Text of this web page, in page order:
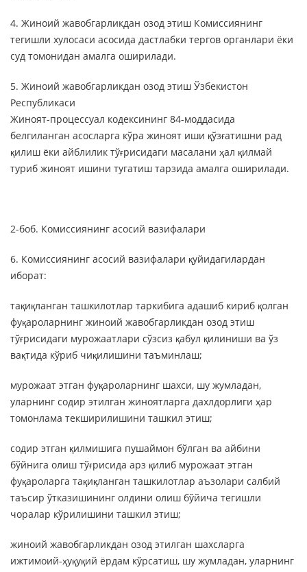
4. Жиноий жавобгарликдан озод этиш Комиссиянинг
тегишли хулосаси асосида дастлабки тергов органлари ёки
суд томонидан амалга оширилади.
5. Жиноий жавобгарликдан озод этиш Ўзбекистон
Республикаси
Жиноят-процессуал кодексининг 84-моддасида
белгиланган асосларга кўра жиноят иши қўзғатишни рад
қилиш ёки айблилик тўғрисидаги масалани ҳал қилмай
туриб жиноят ишини тугатиш тарзида амалга оширилади.
2-боб. Комиссиянинг асосий вазифалари
6. Комиссиянинг асосий вазифалари қуйидагилардан
иборат:
тақиқланган ташкилотлар таркибига адашиб кириб қолган
фуқароларнинг жиноий жавобгарликдан озод этиш
тўғрисидаги мурожаатлари сўзсиз қабул қилиниши ва ўз
вақтида кўриб чиқилишини таъминлаш;
мурожаат этган фуқароларнинг шахси, шу жумладан,
уларнинг содир этилган жиноятларга дахлдорлиги ҳар
томонлама текширилишини ташкил этиш;
содир этган қилмишига пушаймон бўлган ва айбини
бўйнига олиш тўғрисида арз қилиб мурожаат этган
фуқароларга тақиқланган ташкилотлар аъзолари салбий
таъсир ўтказишининг олдини олиш бўйича тегишли
чоралар кўрилишини ташкил этиш;
жиноий жавобгарликдан озод этилган шахсларга
ижтимоий-ҳуқуқий ёрдам кўрсатиш, шу жумладан, уларнинг